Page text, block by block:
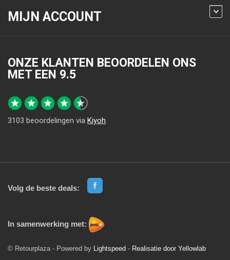
MIJN ACCOUNT
ONZE KLANTEN BEOORDELEN ONS
MET EEN 9.5
3103 beoordelingen via Kiyoh
Volg de beste deals:
In samenwerking met:
© Retourplaza - Powered by Lightspeed - Realisatie door Yellowlab